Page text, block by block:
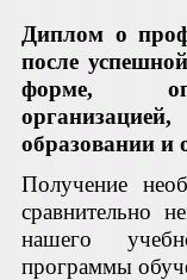
Диплом о
после
форме,
образовании и
Получение
сравнительно
нашего
программы